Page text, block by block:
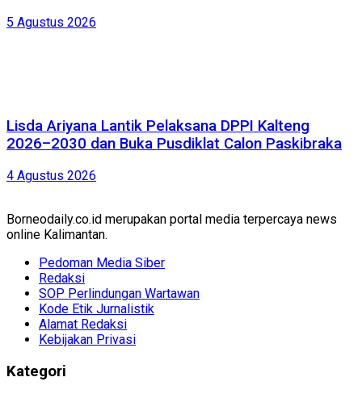
5 Agustus 2026
Lisda Ariyana Lantik Pelaksana DPPI Kalteng
2026–2030 dan Buka Pusdiklat Calon Paskibraka
4 Agustus 2026
Borneodaily.co.id merupakan portal media terpercaya news
online Kalimantan.
Pedoman Media Siber
Redaksi
SOP Perlindungan Wartawan
Kode Etik Jurnalistik
Alamat Redaksi
Kebijakan Privasi
Kategori